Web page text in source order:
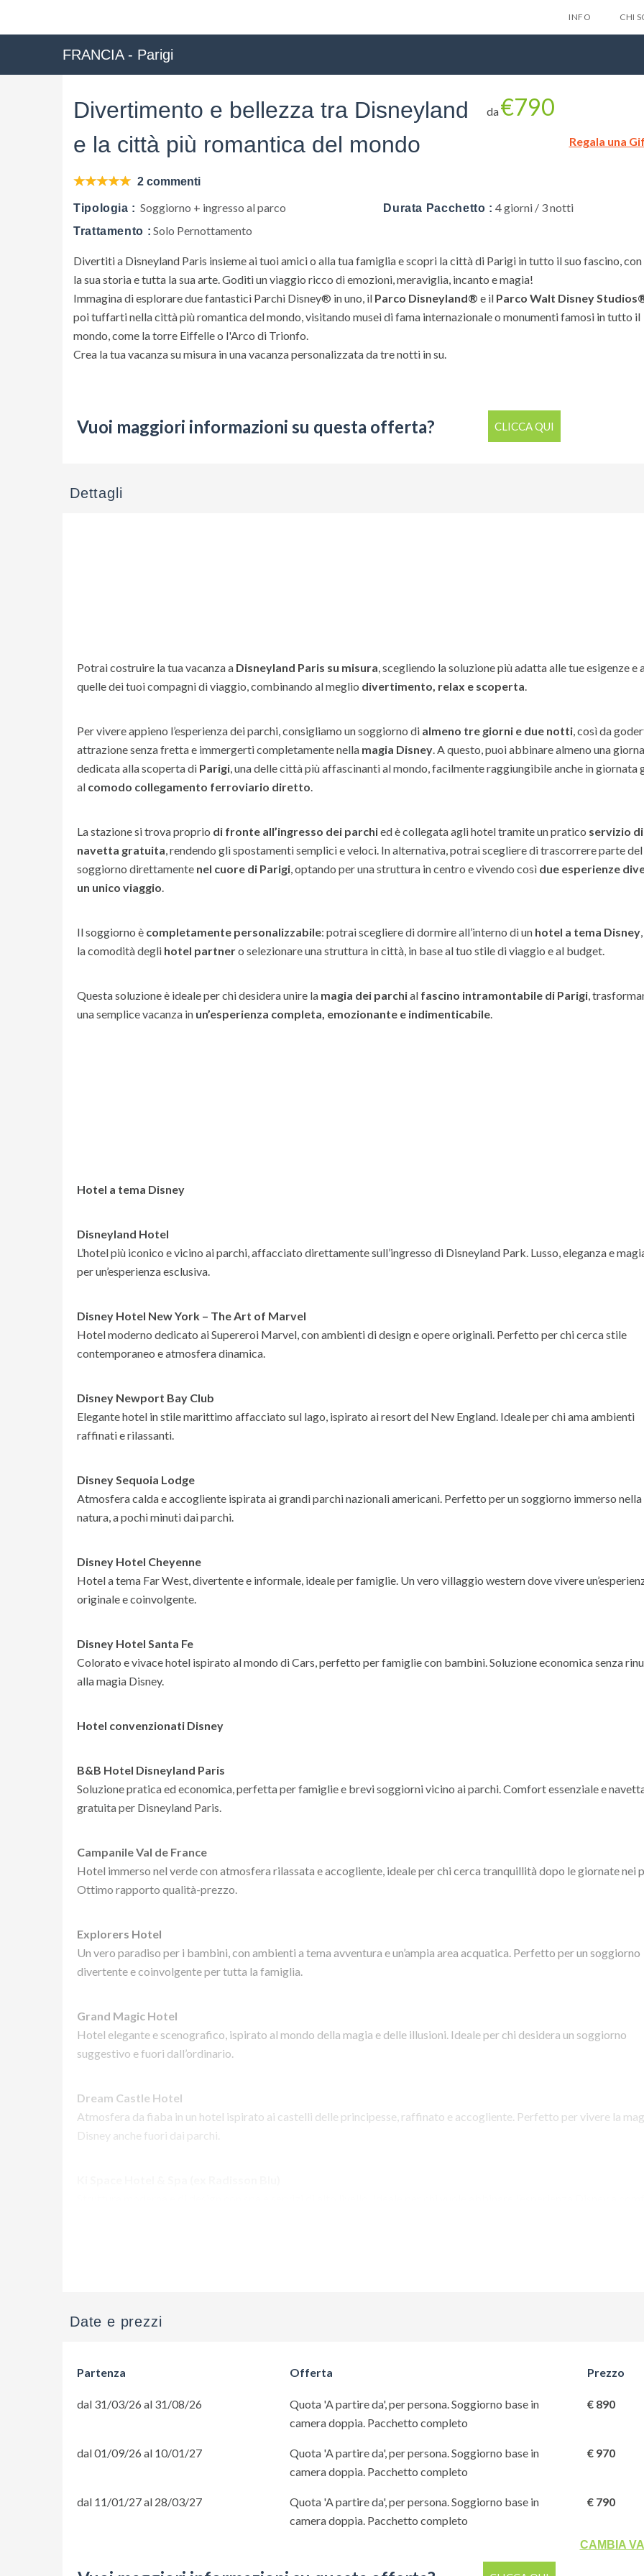
Lascia
Privacy Policy
INFO CHI
FRANCIA - Parigi
Divertimento e bellezza tra Disneyland
e la città più romantica del mondo
2 commenti
da€790
Regala una
Tipologia : Soggiorno + ingresso al parco Durata Pacchetto : 4 giorni / 3 notti
Trattamento : Solo Pernottamento
Divertiti a Disneyland Paris insieme ai tuoi amici o alla tua famiglia e scopri la città di Parigi in tutto il suo fascino,
la sua storia e tutta la sua arte. Goditi un viaggio ricco di emozioni, meraviglia, incanto e magia!
Immagina di esplorare due fantastici Parchi Disney® in uno, il Parco Disneyland® e il Parco Walt Disney
poi tuffarti nella città più romantica del mondo, visitando musei di fama internazionale o monumenti famosi in tutto il
mondo, come la torre Eiffelle o l'Arco di Trionfo.
Crea la tua vacanza su misura in una vacanza personalizzata da tre notti in su.
Vuoi maggiori informazioni su questa offerta? CLICCA QUI
Dettagli
Potrai costruire la tua vacanza a Disneyland Paris su misura, scegliendo la soluzione più adatta alle tue esigenze e
quelle dei tuoi compagni di viaggio, combinando al meglio divertimento, relax e scoperta.
Per vivere appieno l’esperienza dei parchi, consigliamo un soggiorno di almeno tre giorni e due notti, così da
attrazione senza fretta e immergerti completamente nella magia Disney. A questo, puoi abbinare almeno una
dedicata alla scoperta di Parigi, una delle città più affascinanti al mondo, facilmente raggiungibile anche in giornata
al comodo collegamento ferroviario diretto.
La stazione si trova proprio di fronte all’ingresso dei parchied è collegata agli hotel tramite un pratico servizio di
navetta gratuita, rendendo gli spostamenti semplici e veloci. In alternativa, potrai scegliere di trascorrere parte del
soggiorno direttamente nel cuore di Parigi, optando per una struttura in centro e vivendo così due esperienze
un unico viaggio.
Il soggiorno è completamente personalizzabile: potrai scegliere di dormire all’interno di un hotel a tema Disney
la comodità degli hotel partnero selezionare una struttura in città, in base al tuo stile di viaggio e al budget.
Questa soluzione è ideale per chi desidera unire la magia dei parchial fascino intramontabile di Parigi,
una semplice vacanza in un’esperienza completa, emozionante e indimenticabile.
Hotel a tema Disney
Disneyland Hotel
L’hotel più iconico e vicino ai parchi, affacciato direttamente sull’ingresso di Disneyland Park. Lusso, eleganza e
per un’esperienza esclusiva.
Disney Hotel New York – The Art of Marvel
Hotel moderno dedicato ai Supereroi Marvel, con ambienti di design e opere originali. Perfetto per chi cerca stile
contemporaneo e atmosfera dinamica.
Disney Newport Bay Club
Elegante hotel in stile marittimo affacciato sul lago, ispirato ai resort del New England. Ideale per chi ama ambienti
raffinati e rilassanti.
Disney Sequoia Lodge
Atmosfera calda e accogliente ispirata ai grandi parchi nazionali americani. Perfetto per un soggiorno immerso nella
natura, a pochi minuti dai parchi.
Disney Hotel Cheyenne
Hotel a tema Far West, divertente e informale, ideale per famiglie. Un vero villaggio western dove vivere
originale e coinvolgente.
Disney Hotel Santa Fe
Colorato e vivace hotel ispirato al mondo di Cars, perfetto per famiglie con bambini. Soluzione economica senza
alla magia Disney.
Hotel convenzionati Disney
B&B Hotel Disneyland Paris
Soluzione pratica ed economica, perfetta per famiglie e brevi soggiorni vicino ai parchi. Comfort essenziale e
gratuita per Disneyland Paris.
Campanile Val de France
Hotel immerso nel verde con atmosfera rilassata e accogliente, ideale per chi cerca tranquillità dopo le giornate nei
Ottimo rapporto qualità-prezzo.
Explorers Hotel
Un vero paradiso per i bambini, con ambienti a tema avventura e un’ampia area acquatica. Perfetto per un soggiorno
divertente e coinvolgente per tutta la famiglia.
Grand Magic Hotel
Hotel elegante e scenografico, ispirato al mondo della magia e delle illusioni. Ideale per chi desidera un soggiorno
suggestivo e fuori dall’ordinario.
Dream Castle Hotel
Atmosfera da fiaba in un hotel ispirato ai castelli delle principesse, raffinato e accogliente. Perfetto per vivere la
Disney anche fuori dai parchi.
Date e prezzi
Partenza Offerta Prezzo
dal 31/03/26 al 31/08/26
Quota 'A partire da', per persona. Soggiorno base in
camera doppia. Pacchetto completo
€ 890
dal 01/09/26 al 10/01/27
Quota 'A partire da', per persona. Soggiorno base in
camera doppia. Pacchetto completo
€ 970
dal 11/01/27 al 28/03/27
Quota 'A partire da', per persona. Soggiorno base in
camera doppia. Pacchetto completo
€ 790
CAMBIA